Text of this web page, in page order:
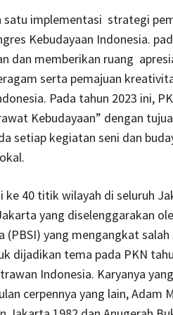
satu implementasi strategi
Kebudayaan Indonesia.
dan memberikan ruang
serta pemajuan
Pada tahun 2023 ini,
Kebudayaan” dengan
setiap kegiatan seni dan
ke 40 titik wilayah di seluruh
yang diselenggarakan
(PBSI) yang mengangkat
dijadikan tema pada PKN
Indonesia. Karyanya
cerpennya yang lain, Adam